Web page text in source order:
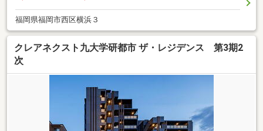
福岡県福岡市西区横浜３
クレアネクスト九大学研都市 ザ・レジデンス 第3期2
次